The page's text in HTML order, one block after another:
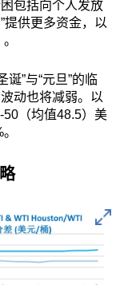
包括向个人发放
提供更多资金，以
”与“元旦”的临
动也将减弱。以
（均值48.5）美